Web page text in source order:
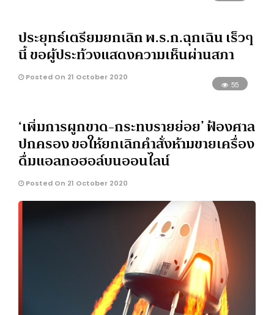
ประยุทธ์เตรียมยกเลิก พ.ร.ก.ฉุกเฉิน เร็วๆ
นี้ ขอผู้ประท้วงแสดงความเห็นผ่านสภา
Posted On 21 October 2020
55
‘เพิ่มการผูกขาด-กระทบรายย่อย’ ฟ้องศาล
ปกครอง ขอให้ยกเลิกคำสั่งห้ามขายเครื่อง
ดื่มแอลกอฮอล์บนออนไลน์
Posted On 21 October 2020